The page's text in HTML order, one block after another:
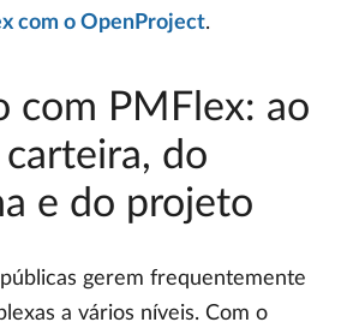
com o OpenProject.
com PMFlex: ao
do
e do projeto
gerem frequentemente
a vários níveis. Com o